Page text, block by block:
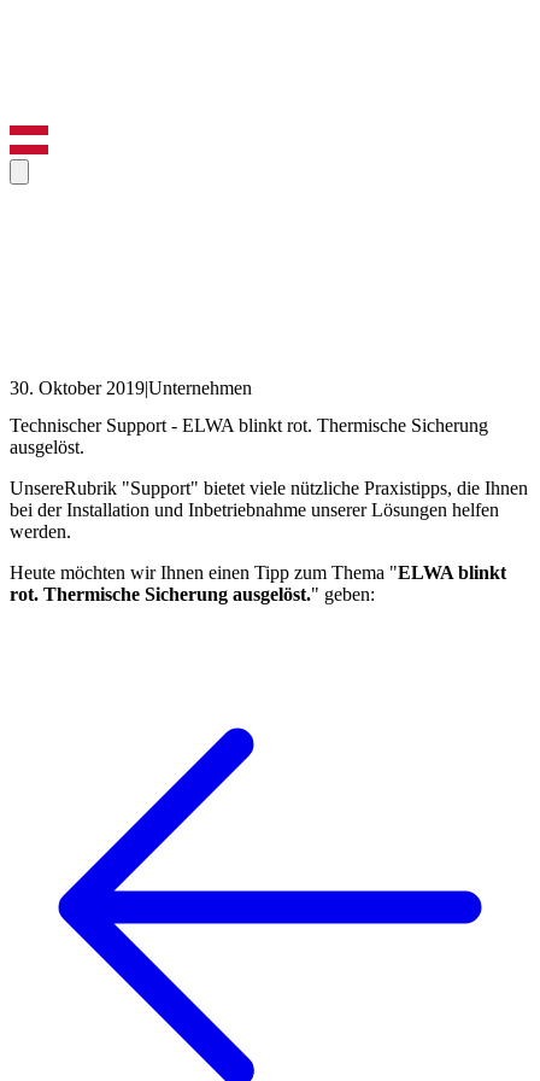
30. Oktober 2019|Unternehmen
Technischer Support - ELWA blinkt rot. Thermische Sicherung
ausgelöst.
UnsereRubrik "Support" bietet viele nützliche Praxistipps, die Ihnen
bei der Installation und Inbetriebnahme unserer Lösungen helfen
werden.
Heute möchten wir Ihnen einen Tipp zum Thema "ELWA blinkt
rot. Thermische Sicherung ausgelöst." geben: